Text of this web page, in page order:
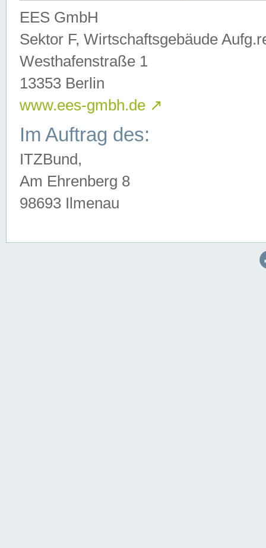
EES GmbH
Sektor F, Wirtschaftsgebäude
Westhafenstraße 1
13353 Berlin
www.ees-gmbh.de ↗
Im Auftrag des:
ITZBund,
Am Ehrenberg 8
98693 Ilmenau